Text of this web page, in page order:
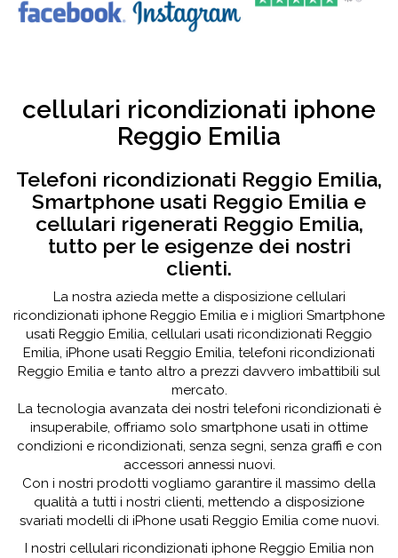
cellulari ricondizionati iphone
Reggio Emilia
Telefoni ricondizionati Reggio Emilia,
Smartphone usati Reggio Emilia e
cellulari rigenerati Reggio Emilia,
tutto per le esigenze dei nostri
clienti.
La nostra azieda mette a disposizione cellulari
ricondizionati iphone Reggio Emilia e i migliori Smartphone
usati Reggio Emilia, cellulari usati ricondizionati Reggio
Emilia, iPhone usati Reggio Emilia, telefoni ricondizionati
Reggio Emilia e tanto altro a prezzi davvero imbattibili sul
mercato.
La tecnologia avanzata dei nostri telefoni ricondizionati è
insuperabile, offriamo solo smartphone usati in ottime
condizioni e ricondizionati, senza segni, senza graffi e con
accessori annessi nuovi.
Con i nostri prodotti vogliamo garantire il massimo della
qualità a tutti i nostri clienti, mettendo a disposizione
svariati modelli di iPhone usati Reggio Emilia come nuovi.
I nostri cellulari ricondizionati iphone Reggio Emilia non